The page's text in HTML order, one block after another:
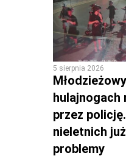
5 sierpnia 2026
hulajnogach
przez
nieletnich
problemy